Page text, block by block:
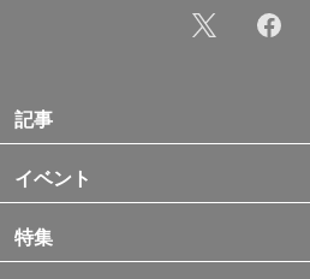
記事
イベント
特集